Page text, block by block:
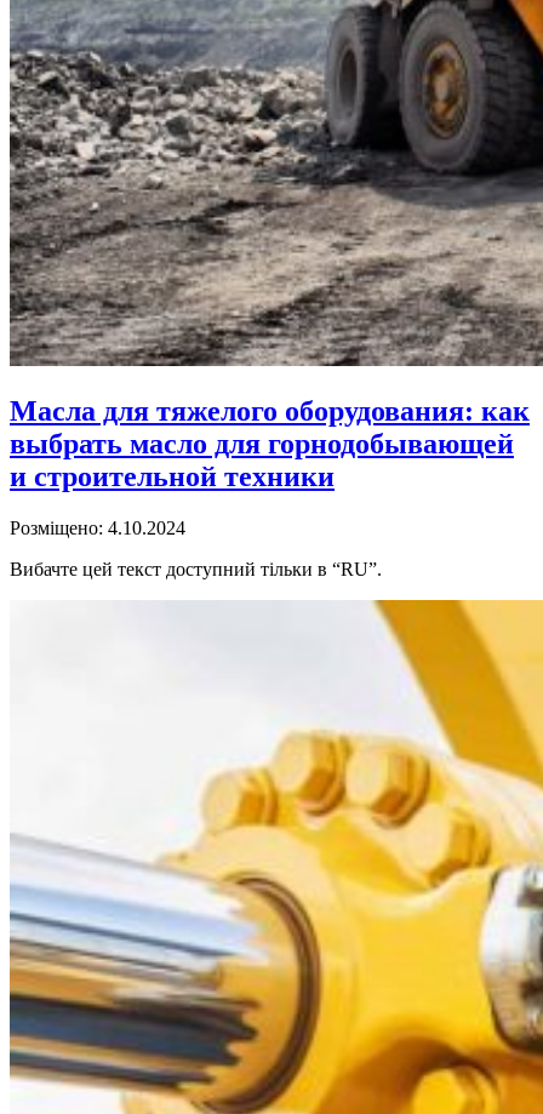
Масла для тяжелого оборудования: как
выбрать масло для горнодобывающей
и строительной техники
Розміщено: 4.10.2024
Вибачте цей текст доступний тільки в “RU”.